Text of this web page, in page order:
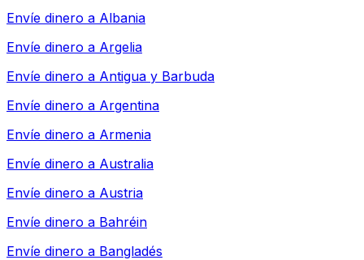
Envíe dinero a Albania
Envíe dinero a Argelia
Envíe dinero a Antigua y Barbuda
Envíe dinero a Argentina
Envíe dinero a Armenia
Envíe dinero a Australia
Envíe dinero a Austria
Envíe dinero a Bahréin
Envíe dinero a Bangladés